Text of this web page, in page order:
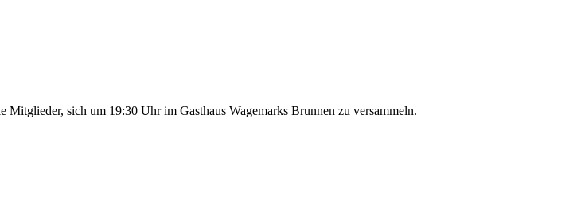
sich um 19:30 Uhr im Gasthaus Wagemarks Brunnen zu versammeln.